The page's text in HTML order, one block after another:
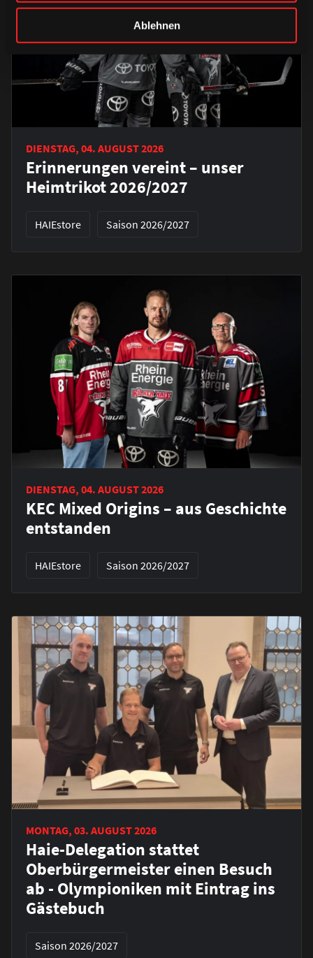
Ablehnen
DIENSTAG, 04. AUGUST 2026
Erinnerungen vereint – unser
Heimtrikot 2026/2027
HAIEstore Saison 2026/2027
DIENSTAG, 04. AUGUST 2026
KEC Mixed Origins – aus Geschichte
entstanden
HAIEstore Saison 2026/2027
MONTAG, 03. AUGUST 2026
Haie-Delegation stattet
Oberbürgermeister einen Besuch
ab - Olympioniken mit Eintrag ins
Gästebuch
Saison 2026/2027